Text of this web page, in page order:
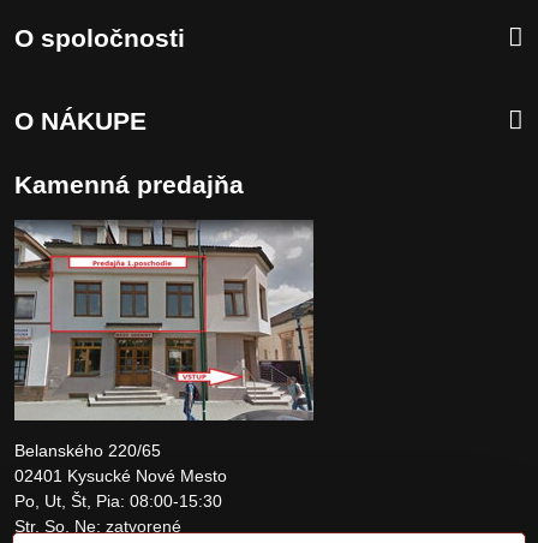
O spoločnosti
O NÁKUPE
Kamenná predajňa
Belanského 220/65
02401 Kysucké Nové Mesto
Po, Ut, Št, Pia: 08:00-15:30
Str, So, Ne: zatvorené